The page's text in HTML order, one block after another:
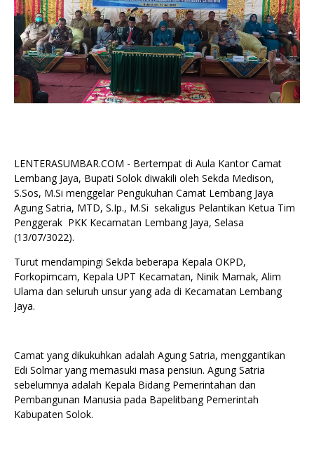
LENTERASUMBAR.COM - Bertempat di Aula Kantor Camat
Lembang Jaya, Bupati Solok diwakili oleh Sekda Medison,
S.Sos, M.Si menggelar Pengukuhan Camat Lembang Jaya
Agung Satria, MTD, S.Ip., M.Si sekaligus Pelantikan Ketua Tim
Penggerak PKK Kecamatan Lembang Jaya, Selasa
(13/07/3022).
Turut mendampingi Sekda beberapa Kepala OKPD,
Forkopimcam, Kepala UPT Kecamatan, Ninik Mamak, Alim
Ulama dan seluruh unsur yang ada di Kecamatan Lembang
Jaya.
Camat yang dikukuhkan adalah Agung Satria, menggantikan
Edi Solmar yang memasuki masa pensiun. Agung Satria
sebelumnya adalah Kepala Bidang Pemerintahan dan
Pembangunan Manusia pada Bapelitbang Pemerintah
Kabupaten Solok.